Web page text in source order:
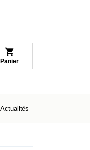
shopping_cart
Panier
Actualités